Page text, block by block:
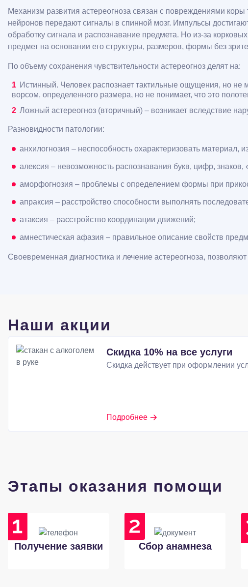
Механизм развития астереогноза связан с повреждениями
нейронов передают сигналы в спинной мозг. Импульсы
обработку сигнала и распознавание предмета. Но из-за
предмет на основании его структуры, размеров, формы без
По объему сохранения чувствительности астереогноз делят на:
Истинный. Человек распознает тактильные ощущения, но не
ворсом, определенного размера, но не понимает, что это
Ложный астереогноз (вторичный) – возникает вследствие
Разновидности патологии:
анхилогнозия – неспособность охарактеризовать материал,
алексия – невозможность распознавания букв, цифр,
аморфогнозия – проблемы с определением формы при
апраксия – расстройство способности выполнять
атаксия – расстройство координации движений;
амнестическая афазия – правильное описание свойств
Своевременная диагностика и лечение астереогноза,
Наши акции
Скидка 10% на все услуги
Скидка действует при оформлении
Подробнее
Этапы оказания помощи
Получение заявки Сбор анамнеза